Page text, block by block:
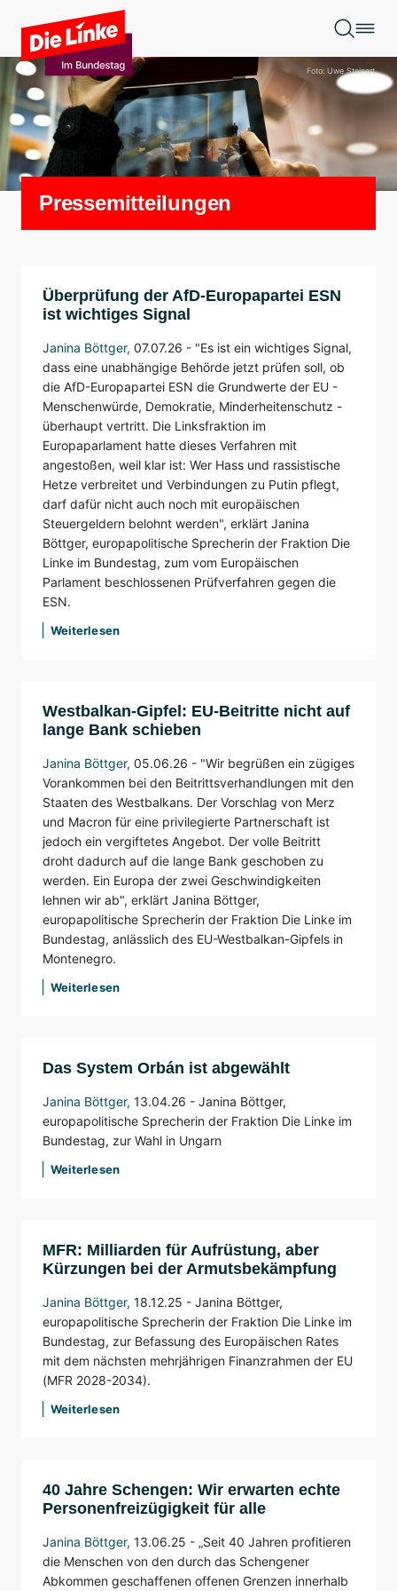
Zum Hauptinhalt springen
Foto: Uwe Steinert
Pressemitteilungen
Überprüfung der AfD-Europapartei ESN
ist wichtiges Signal
Janina Böttger, 07.07.26 - "Es ist ein wichtiges Signal,
dass eine unabhängige Behörde jetzt prüfen soll, ob
die AfD-Europapartei ESN die Grundwerte der EU -
Menschenwürde, Demokratie, Minderheitenschutz -
überhaupt vertritt. Die Linksfraktion im
Europaparlament hatte dieses Verfahren mit
angestoßen, weil klar ist: Wer Hass und rassistische
Hetze verbreitet und Verbindungen zu Putin pflegt,
darf dafür nicht auch noch mit europäischen
Steuergeldern belohnt werden", erklärt Janina
Böttger, europapolitische Sprecherin der Fraktion Die
Linke im Bundestag, zum vom Europäischen
Parlament beschlossenen Prüfverfahren gegen die
ESN.
Weiterlesen
Westbalkan-Gipfel: EU-Beitritte nicht auf
lange Bank schieben
Janina Böttger, 05.06.26 - "Wir begrüßen ein zügiges
Vorankommen bei den Beitrittsverhandlungen mit den
Staaten des Westbalkans. Der Vorschlag von Merz
und Macron für eine privilegierte Partnerschaft ist
jedoch ein vergiftetes Angebot. Der volle Beitritt
droht dadurch auf die lange Bank geschoben zu
werden. Ein Europa der zwei Geschwindigkeiten
lehnen wir ab", erklärt Janina Böttger,
europapolitische Sprecherin der Fraktion Die Linke im
Bundestag, anlässlich des EU-Westbalkan-Gipfels in
Montenegro.
Weiterlesen
Das System Orbán ist abgewählt
Janina Böttger, 13.04.26 - Janina Böttger,
europapolitische Sprecherin der Fraktion Die Linke im
Bundestag, zur Wahl in Ungarn
Weiterlesen
MFR: Milliarden für Aufrüstung, aber
Kürzungen bei der Armutsbekämpfung
Janina Böttger, 18.12.25 - Janina Böttger,
europapolitische Sprecherin der Fraktion Die Linke im
Bundestag, zur Befassung des Europäischen Rates
mit dem nächsten mehrjährigen Finanzrahmen der EU
(MFR 2028-2034).
Weiterlesen
40 Jahre Schengen: Wir erwarten echte
Personenfreizügigkeit für alle
Janina Böttger, 13.06.25 - „Seit 40 Jahren profitieren
die Menschen von den durch das Schengener
Abkommen geschaffenen offenen Grenzen innerhalb